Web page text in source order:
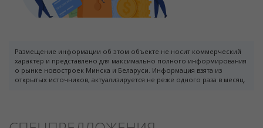
Размещение информации об этом объекте не носит коммерческий
характер и представлено для максимально полного информирования
о рынке новостроек Минска и Беларуси. Информация взята из
открытых источников, актуализируется не реже одного раза в месяц.